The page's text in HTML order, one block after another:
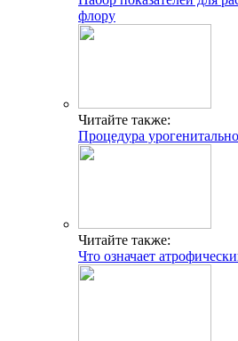
флору
Читайте также:
Процедура
Читайте также:
Что означает